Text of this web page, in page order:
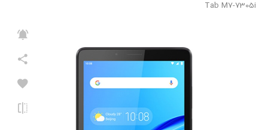
Tab M7-7305i